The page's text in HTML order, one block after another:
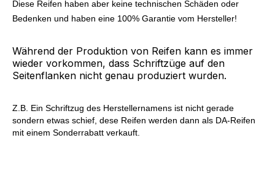
Diese Reifen haben aber keine technischen Schäden oder
Bedenken und haben eine 100% Garantie vom Hersteller!
Während der Produktion von Reifen kann es immer
wieder vorkommen, dass Schriftzüge auf den
Seitenflanken nicht genau produziert wurden.
Z.B. Ein Schriftzug des Herstellernamens ist nicht gerade
sondern etwas schief, dese Reifen werden dann als DA-Reifen
mit einem Sonderrabatt verkauft.